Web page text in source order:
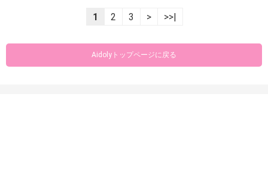
1 2 3 > >>|
Aidolyトップページに戻る